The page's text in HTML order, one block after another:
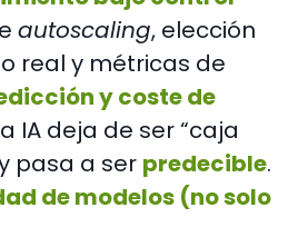
autoscaling, elección
real y métricas de
y coste de
IA deja de ser “caja
pasa a ser predecible.
de modelos (no solo